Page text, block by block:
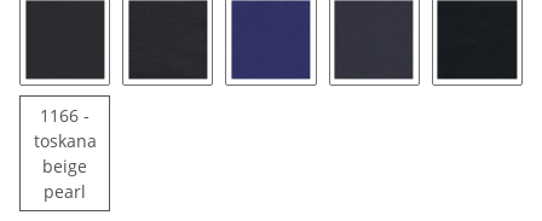
1151 - schwarz
1166 -
toskana
beige
pearl